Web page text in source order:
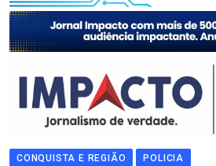
CONQUISTA E REGIÃO POLICIA